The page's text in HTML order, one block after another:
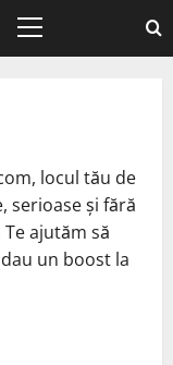
Primary
locul tău de
serioase și fără
ajutăm să
un boost la